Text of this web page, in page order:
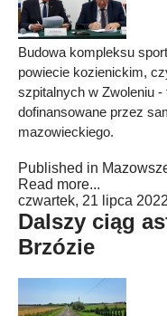
Budowa kompleksu
powiecie kozienickim,
szpitalnych w Zwoleniu
dofinansowane przez
mazowieckiego.
Published in
Read more...
czwartek, 21 lipca
Dalszy ciąg
Brzózie